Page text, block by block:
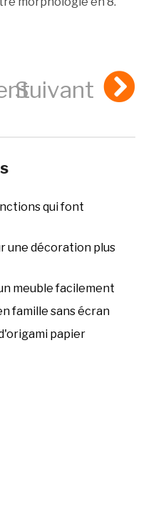
Suivant
qui font
une décoration plus
meuble facilement
famille sans écran
papier